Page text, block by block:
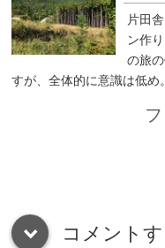
片田
ン作
の旅
すが、全体的に意識は低め。
down コメントす